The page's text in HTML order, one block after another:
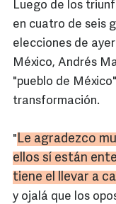
Luego de los
en cuatro de seis
elecciones de
México, Andrés
"pueblo de
transformación.
"Le agradezco
ellos sí están
tiene el llevar a
y ojalá que los